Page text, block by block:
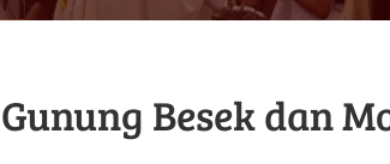
Gunung Besek dan